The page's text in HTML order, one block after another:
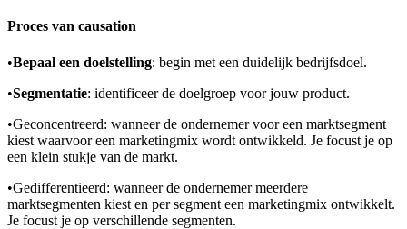
Proces van causation
•Bepaal een doelstelling: begin met een duidelijk bedrijfsdoel.
•Segmentatie: identificeer de doelgroep voor jouw product.
•Geconcentreerd: wanneer de ondernemer voor een marktsegment
kiest waarvoor een marketingmix wordt ontwikkeld. Je focust je op
een klein stukje van de markt.
•Gedifferentieerd: wanneer de ondernemer meerdere
marktsegmenten kiest en per segment een marketingmix ontwikkelt.
Je focust je op verschillende segmenten.